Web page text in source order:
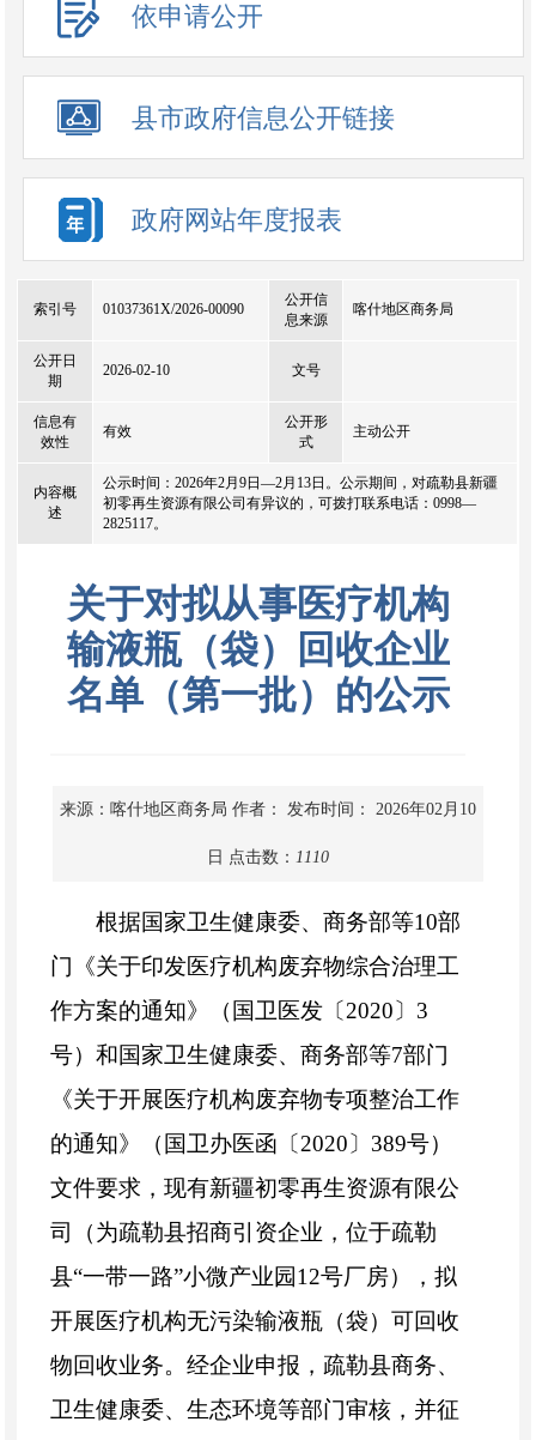
依申请公开
县市政府信息公开链接
政府网站年度报表
索引号 01037361X/2026-00090
公开信
息来源
喀什地区商务局
公开日
期
2026-02-10 文号
信息有
效性
有效
公开形
式
主动公开
内容概
述
公示时间：2026年2月9日—2月13日。公示期间，对疏勒县新疆
初零再生资源有限公司有异议的，可拨打联系电话：0998—
2825117。
关于对拟从事医疗机构
输液瓶（袋）回收企业
名单（第一批）的公示
来源：喀什地区商务局 作者： 发布时间： 2026年02月10
日 点击数： 1110
根据国家卫生健康委、商务部等10部
门《关于印发医疗机构废弃物综合治理工
作方案的通知》（国卫医发 〔 2020〕3
号）和国家卫生健康委、商务部等7部门
《关于开展医疗机构废弃物专项整治工作
的通知》
（国卫办医函 〔 2020〕389号）
文件要求 ，现有新疆初零再生资源有限公
司（为疏勒县招商引资企业，位于疏勒
县“一带一路”小微产业园12号厂房），拟
开展医疗机构无污染输液瓶（袋）可回收
物回收业务。经企业申报， 疏勒县商务、
卫生健康委、生态环境等部门审核，并征